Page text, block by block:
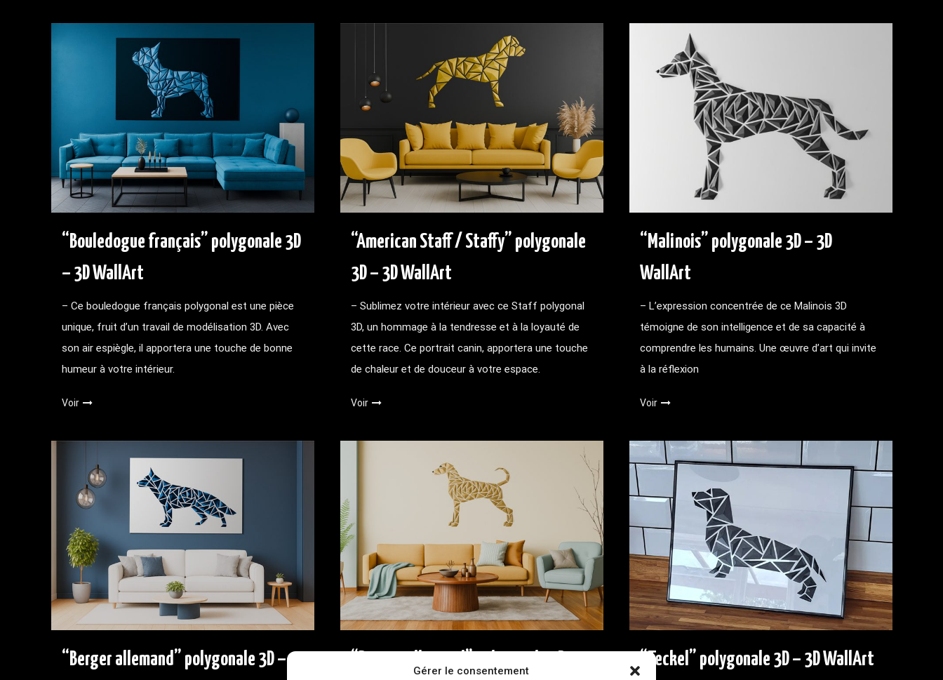
Gérer le consentement
“Bouledogue français” polygonale 3D
– 3D WallArt
– Ce bouledogue français polygonal est une pièce
unique, fruit d’un travail de modélisation 3D. Avec
son air espiègle, il apportera une touche de bonne
humeur à votre intérieur.
Voir
“American Staff / Staffy” polygonale
3D – 3D WallArt
– Sublimez votre intérieur avec ce Staff polygonal
3D, un hommage à la tendresse et à la loyauté de
cette race. Ce portrait canin, apportera une touche
de chaleur et de douceur à votre espace.
Voir
“Malinois” polygonale 3D – 3D
WallArt
– L’expression concentrée de ce Malinois 3D
témoigne de son intelligence et de sa capacité à
comprendre les humains. Une œuvre d’art qui invite
à la réflexion
Voir
“Berger allemand” polygonale 3D –
“Teckel” polygonale 3D – 3D WallArt